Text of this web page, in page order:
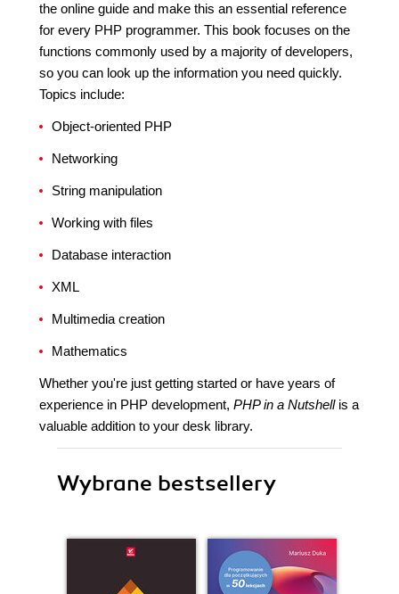
the online guide and make this an essential reference
for every PHP programmer. This book focuses on the
functions commonly used by a majority of developers,
so you can look up the information you need quickly.
Topics include:
Object-oriented PHP
Networking
String manipulation
Working with files
Database interaction
XML
Multimedia creation
Mathematics
Whether you're just getting started or have years of
experience in PHP development, PHP in a Nutshellis a
valuable addition to your desk library.
Wybrane bestsellery